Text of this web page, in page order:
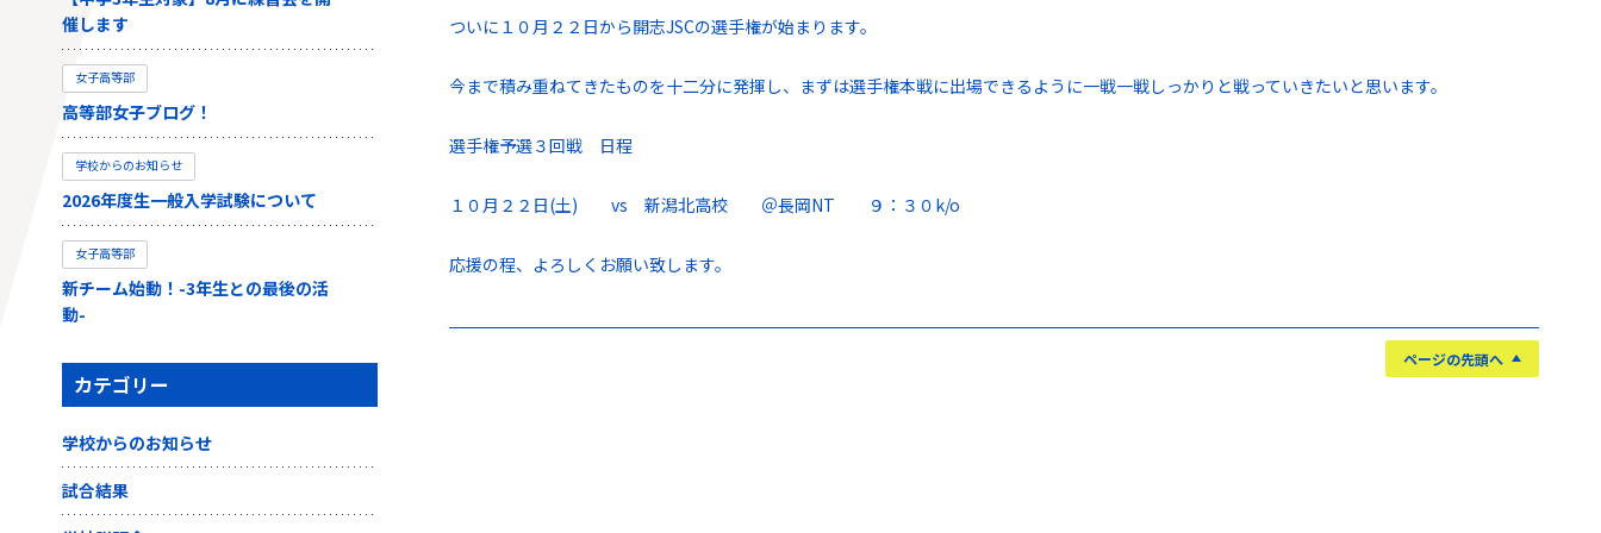
ついに１０月２２日から開志JSCの選手権が始まります。
今まで積み重ねてきたものを十二分に発揮し、まずは選手権本戦に出場できるように一戦一戦しっかりと戦っていきたいと思います。
選手権予選３回戦 日程
１０月２２日(土) vs 新潟北高校 ＠長岡NT ９：３０k/o
応援の程、よろしくお願い致します。
ページの先頭へ
催します
女子高等部
高等部女子ブログ！
学校からのお知らせ
2026年度生一般入学試験について
女子高等部
新チーム始動！-3年生との最後の活
動-
カテゴリー
学校からのお知らせ
試合結果